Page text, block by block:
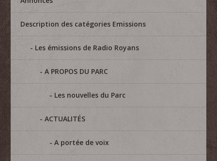
Description des catégories Emissions
Les émissions de Radio Royans
A PROPOS DU PARC
Les nouvelles du Parc
ACTUALITÉS
A portée de voix